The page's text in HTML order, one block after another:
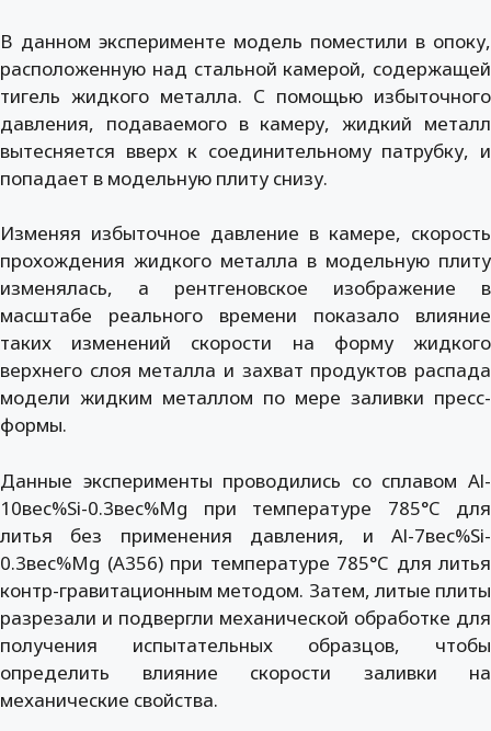
В данном эксперименте модель поместили в опоку,
расположенную над стальной камерой, содержащей
тигель жидкого металла. С помощью избыточного
давления, подаваемого в камеру, жидкий металл
вытесняется вверх к соединительному патрубку, и
попадает в модельную плиту снизу.
Изменяя избыточное давление в камере, скорость
прохождения жидкого металла в модельную плиту
изменялась, а рентгеновское изображение в
масштабе реального времени показало влияние
таких изменений скорости на форму жидкого
верхнего слоя металла и захват продуктов распада
модели жидким металлом по мере заливки пресс-
формы.
Данные эксперименты проводились со сплавом Al-
10вес%Si-0.3вес%Mg при температуре 785°C для
литья без применения давления, и Al-7вес%Si-
0.3вес%Mg (A356) при температуре 785°C для литья
контр-гравитационным методом. Затем, литые плиты
разрезали и подвергли механической обработке для
получения испытательных образцов, чтобы
определить влияние скорости заливки на
механические свойства.